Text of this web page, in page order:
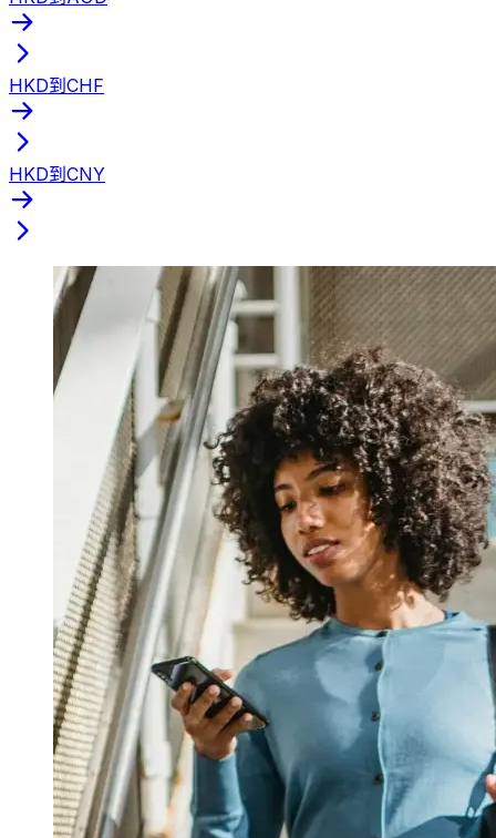
HKD到CHF
HKD到CNY